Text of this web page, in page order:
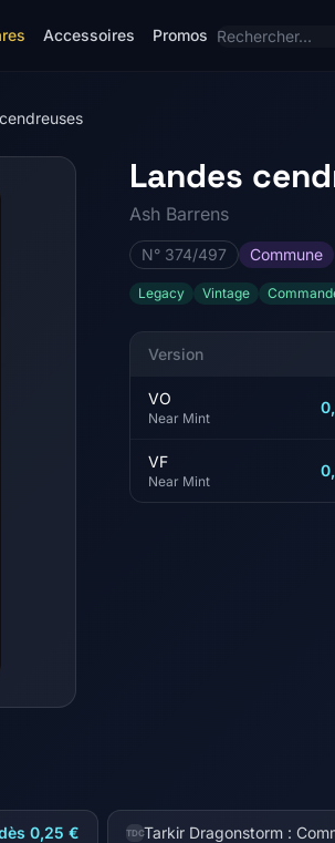
Accessoires Promos
Landes
Ash Barrens
N° 374/497 Commune
Legacy Vintage
Version
VO
Near Mint
VF
Near Mint
0,25 € TDCTarkir Dragonstorm :